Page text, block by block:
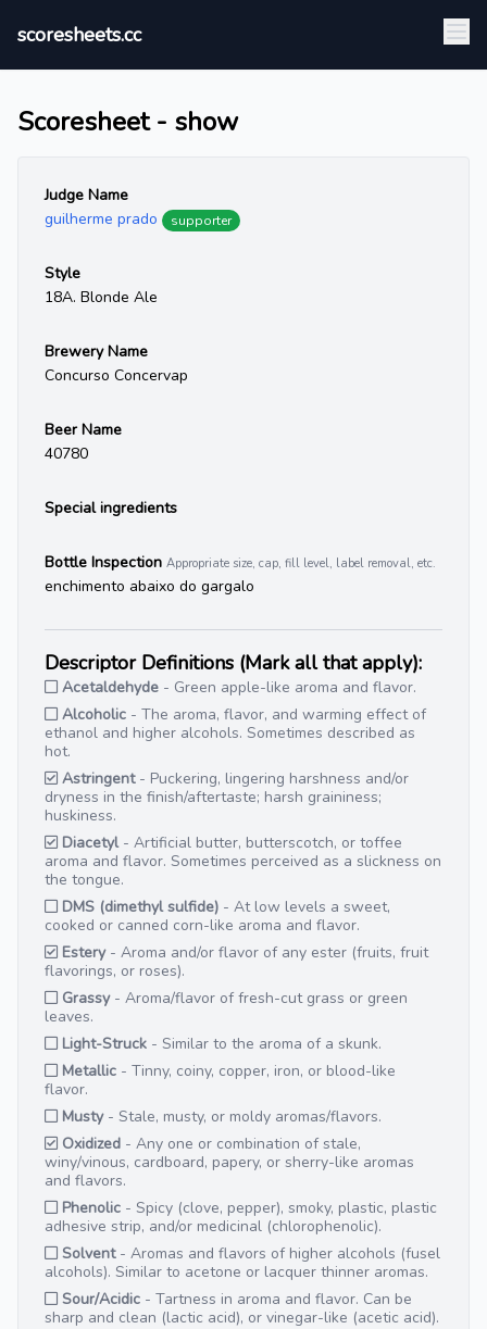
scoresheets.cc
Scoresheet - show
Judge Name
guilherme prado
supporter
Style
18A. Blonde Ale
Brewery Name
Concurso Concervap
Beer Name
40780
Special ingredients
Bottle Inspection Appropriate size, cap, fill level, label removal, etc.
enchimento abaixo do gargalo
Descriptor Definitions (Mark all that apply):
Acetaldehyde - Green apple-like aroma and flavor.
Alcoholic - The aroma, flavor, and warming effect of
ethanol and higher alcohols. Sometimes described as
hot.
Astringent- Puckering, lingering harshness and/or
dryness in the finish/aftertaste; harsh graininess;
huskiness.
Diacetyl- Artificial butter, butterscotch, or toffee
aroma and flavor. Sometimes perceived as a slickness on
the tongue.
DMS (dimethyl sulfide) - At low levels a sweet,
cooked or canned corn-like aroma and flavor.
Estery- Aroma and/or flavor of any ester (fruits, fruit
flavorings, or roses).
Grassy- Aroma/flavor of fresh-cut grass or green
leaves.
Light-Struck - Similar to the aroma of a skunk.
Metallic - Tinny, coiny, copper, iron, or blood-like
flavor.
Musty- Stale, musty, or moldy aromas/flavors.
Oxidized - Any one or combination of stale,
winy/vinous, cardboard, papery, or sherry-like aromas
and flavors.
Phenolic - Spicy (clove, pepper), smoky, plastic, plastic
adhesive strip, and/or medicinal (chlorophenolic).
Solvent- Aromas and flavors of higher alcohols (fusel
alcohols). Similar to acetone or lacquer thinner aromas.
Sour/Acidic - Tartness in aroma and flavor. Can be
sharp and clean (lactic acid), or vinegar-like (acetic acid).